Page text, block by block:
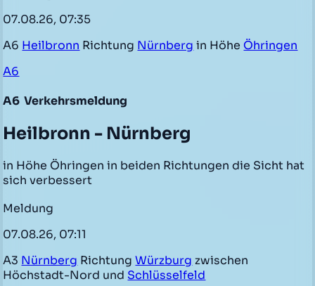
07.08.26, 07:35
A6 Heilbronn Richtung Nürnberg in Höhe Öhringen
A6
A6 Verkehrsmeldung
Heilbronn - Nürnberg
in Höhe Öhringen in beiden Richtungen die Sicht hat
sich verbessert
Meldung
07.08.26, 07:11
A3 Nürnberg RichtungWürzburg zwischen
Höchstadt-Nord und Schlüsselfeld